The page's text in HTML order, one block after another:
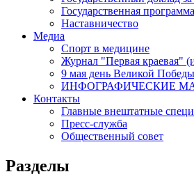
Государственная
Наставничество
Медиа
Спорт в медицине
Журнал "Первая краевая"
9 мая день Великой
ИНФОГРАФИЧЕСКИЕ
Контакты
Главные внештатные
Пресс-служба
Общественный совет
Разделы